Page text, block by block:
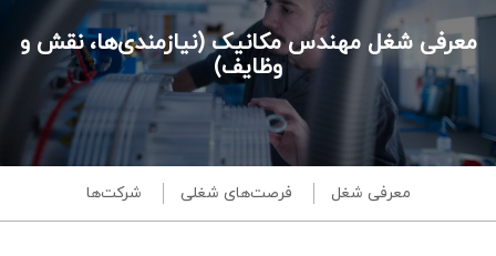
معرفی شغل مهندس مکانیک (نیازمندی‌ها، نقش و
وظایف)
معرفی شغل فرصت‌های شغلی شرکت‌ها